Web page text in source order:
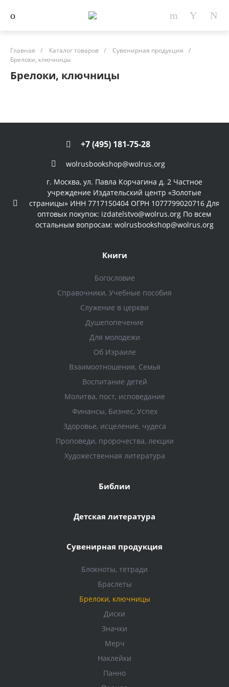
Главная / Каталог товаров / Сувенирная продукция
/
Брелоки, ключницы
Брелоки, ключницы
+7 (495) 181-75-28
wolrusbookshop@wolrus.org
г. Москва, ул. Павла Корчагина д. 2 Частное
учреждение Издательский центр «Золотые
страницы» ИНН 7717150404 ОГРН 1077799020716 Для
оптовых покупок: izdatelstvo@wolrus.org По всем
остальным вопросам: wolrusbookshop@wolrus.org
Книги
Богословие
Справочники, Учебные пособия
Служение в церкви
Душепопечение
Для молодежи
Об Израиле
Взаимоотношения, Cемья
Воспитание детей
Молитва, пост, исповедание
Финансы, Бизнес, Успех
Здоровье, исцеление, чудеса
Проповеди, пророчества, лекции
Художественная литература
Библии
Детская литература
Сувенирная продукция
Блокноты, тетради
Браслеты
Брелоки, ключницы
Диски
Значки
Мерч
Наклейки
Панно